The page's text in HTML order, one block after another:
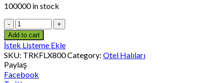
100000 in stock
Add to cart
İstek Listeme Ekle
SKU: TRKFLX800Category: Otel Halıları
Paylaş
Facebook